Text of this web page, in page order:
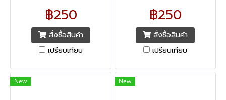
พลาสติก ไม้ ผ้า กรอบรูป ขอบ
ประตู ใช้งานง่าย ร้อนเร็ว ใช้งาน
ได้ภายใน 5 นาที
฿250
สั่งซื้อสินค้า
เปรียบเทียบ
฿250
สั่งซื้อสินค้า
เปรียบเทียบ
New New